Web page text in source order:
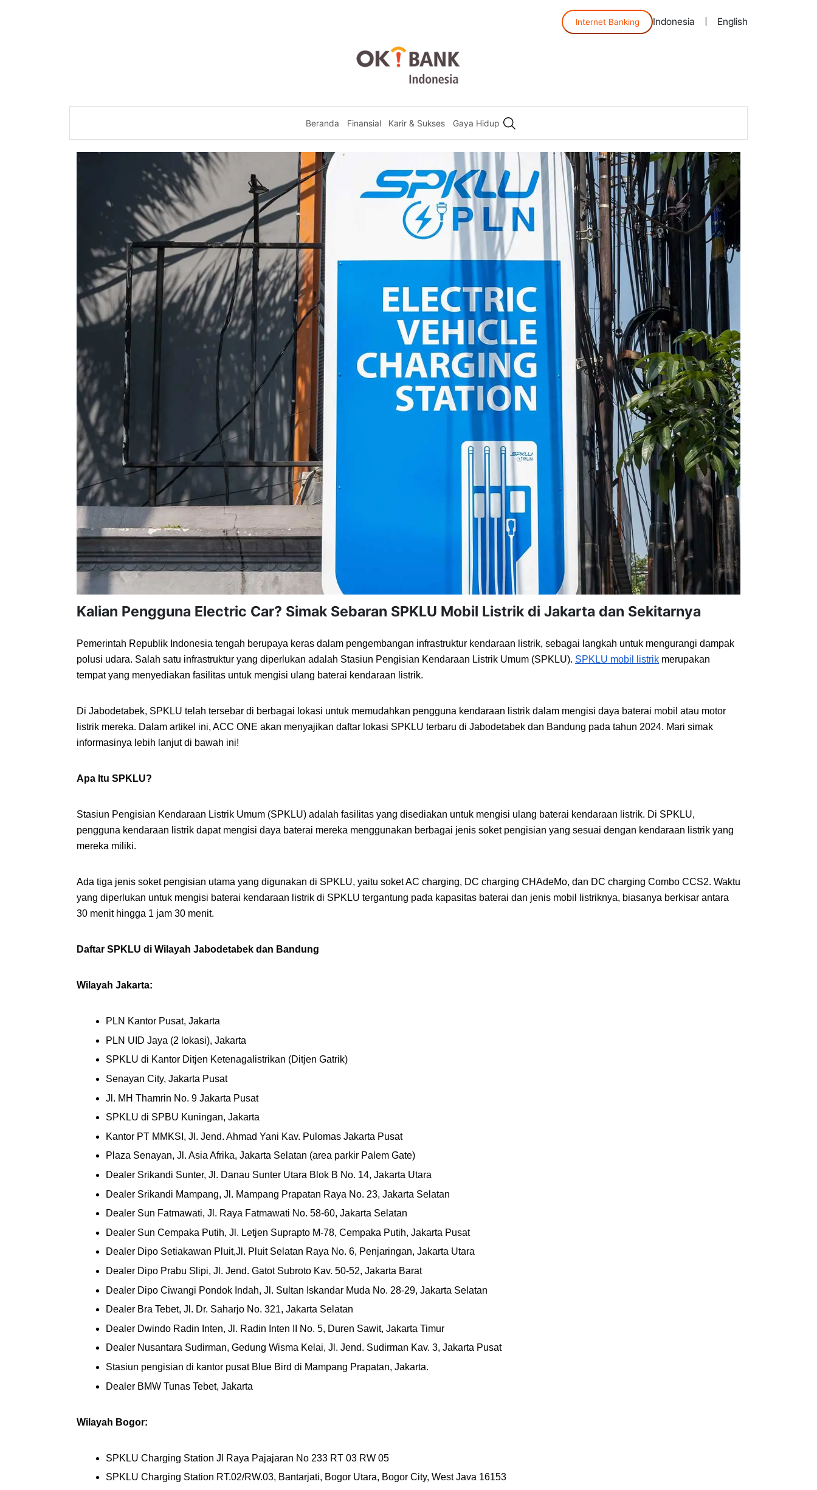
Internet Banking Indonesia English
Beranda Finansial Karir & Sukses Gaya Hidup
Kalian Pengguna Electric Car? Simak Sebaran SPKLU Mobil Listrik di Jakarta dan Sekitarnya
Pemerintah Republik Indonesia tengah berupaya keras dalam pengembangan infrastruktur kendaraan listrik, sebagai langkah untuk mengurangi dampak
polusi udara. Salah satu infrastruktur yang diperlukan adalah Stasiun Pengisian Kendaraan Listrik Umum (SPKLU). SPKLU mobil listrik merupakan
tempat yang menyediakan fasilitas untuk mengisi ulang baterai kendaraan listrik.
Di Jabodetabek, SPKLU telah tersebar di berbagai lokasi untuk memudahkan pengguna kendaraan listrik dalam mengisi daya baterai mobil atau motor
listrik mereka. Dalam artikel ini, ACC ONE akan menyajikan daftar lokasi SPKLU terbaru di Jabodetabek dan Bandung pada tahun 2024. Mari simak
informasinya lebih lanjut di bawah ini!
Apa Itu SPKLU?
Stasiun Pengisian Kendaraan Listrik Umum (SPKLU) adalah fasilitas yang disediakan untuk mengisi ulang baterai kendaraan listrik. Di SPKLU,
pengguna kendaraan listrik dapat mengisi daya baterai mereka menggunakan berbagai jenis soket pengisian yang sesuai dengan kendaraan listrik yang
mereka miliki.
Ada tiga jenis soket pengisian utama yang digunakan di SPKLU, yaitu soket AC charging, DC charging CHAdeMo, dan DC charging Combo CCS2. Waktu
yang diperlukan untuk mengisi baterai kendaraan listrik di SPKLU tergantung pada kapasitas baterai dan jenis mobil listriknya, biasanya berkisar antara
30 menit hingga 1 jam 30 menit.
Daftar SPKLU di Wilayah Jabodetabek dan Bandung
Wilayah Jakarta:
PLN Kantor Pusat, Jakarta
PLN UID Jaya (2 lokasi), Jakarta
SPKLU di Kantor Ditjen Ketenagalistrikan (Ditjen Gatrik)
Senayan City, Jakarta Pusat
Jl. MH Thamrin No. 9 Jakarta Pusat
SPKLU di SPBU Kuningan, Jakarta
Kantor PT MMKSI, Jl. Jend. Ahmad Yani Kav. Pulomas Jakarta Pusat
Plaza Senayan, Jl. Asia Afrika, Jakarta Selatan (area parkir Palem Gate)
Dealer Srikandi Sunter, Jl. Danau Sunter Utara Blok B No. 14, Jakarta Utara
Dealer Srikandi Mampang, Jl. Mampang Prapatan Raya No. 23, Jakarta Selatan
Dealer Sun Fatmawati, Jl. Raya Fatmawati No. 58-60, Jakarta Selatan
Dealer Sun Cempaka Putih, Jl. Letjen Suprapto M-78, Cempaka Putih, Jakarta Pusat
Dealer Dipo Setiakawan Pluit,Jl. Pluit Selatan Raya No. 6, Penjaringan, Jakarta Utara
Dealer Dipo Prabu Slipi, Jl. Jend. Gatot Subroto Kav. 50-52, Jakarta Barat
Dealer Dipo Ciwangi Pondok Indah, Jl. Sultan Iskandar Muda No. 28-29, Jakarta Selatan
Dealer Bra Tebet, Jl. Dr. Saharjo No. 321, Jakarta Selatan
Dealer Dwindo Radin Inten, Jl. Radin Inten II No. 5, Duren Sawit, Jakarta Timur
Dealer Nusantara Sudirman, Gedung Wisma Kelai, Jl. Jend. Sudirman Kav. 3, Jakarta Pusat
Stasiun pengisian di kantor pusat Blue Bird di Mampang Prapatan, Jakarta.
Dealer BMW Tunas Tebet, Jakarta
Wilayah Bogor:
SPKLU Charging Station Jl Raya Pajajaran No 233 RT 03 RW 05
SPKLU Charging Station RT.02/RW.03, Bantarjati, Bogor Utara, Bogor City, West Java 16153